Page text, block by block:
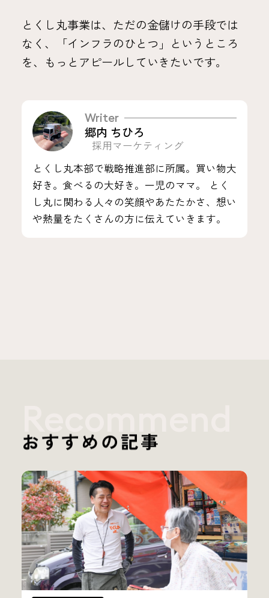
とくし丸事業は、ただの金儲けの手段では
なく、「インフラのひとつ」というところ
を、もっとアピールしていきたいです。
Writer
郷内 ちひろ
採用マーケティング
とくし丸本部で戦略推進部に所属。買い物大
好き。食べるの大好き。一児のママ。 とく
し丸に関わる人々の笑顔やあたたかさ、想い
や熱量をたくさんの方に伝えていきます。
おすすめの記事